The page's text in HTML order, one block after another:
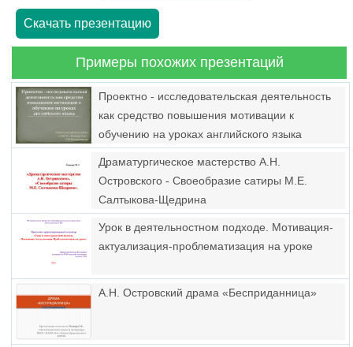
Скачать презентацию
Примеры похожих презентаций
Проектно - исследовательская деятельность
как средство повышения мотивации к
обучению на уроках английского языка
Драматургическое мастерство А.Н.
Островского - Своеобразие сатиры М.Е.
Салтыкова-Щедрина
Урок в деятельностном подходе. Мотивация-
актуализация-проблематизация на уроке
А.Н. Островский драма «Бесприданница»